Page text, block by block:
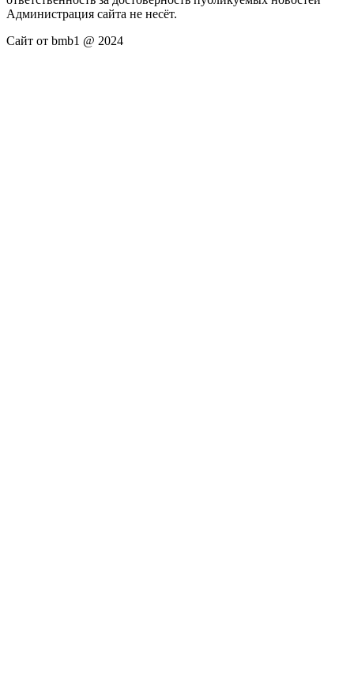
Администрация сайта не несёт.
Сайт от bmb1 @ 2024